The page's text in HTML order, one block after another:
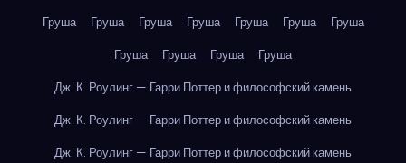
Груша
Груша Груша Груша Груша Груша
Груша
Груша
Груша Груша
Груша
Дж. К. Роулинг — Гарри Поттер и философский камень
Дж. К. Роулинг — Гарри Поттер и философский камень
Дж. К. Роулинг — Гарри Поттер и философский камень